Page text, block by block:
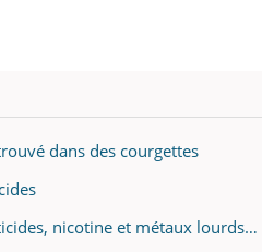
dans des courgettes
nicotine et métaux lourds…